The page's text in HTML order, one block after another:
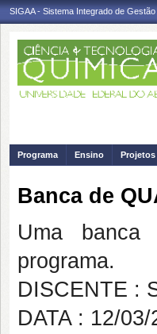
SIGAA - Sistema Integrado de
Programa Ensino Projetos
Banca de
Uma banca
programa.
DISCENTE :
DATA : 12/03/